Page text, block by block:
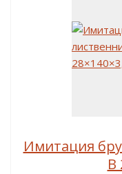
Имитация
B